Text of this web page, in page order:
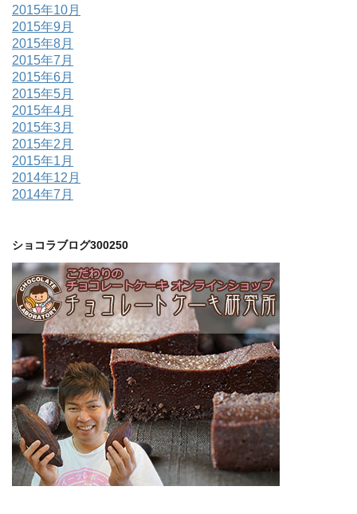
2015年10月
2015年9月
2015年8月
2015年7月
2015年6月
2015年5月
2015年4月
2015年3月
2015年2月
2015年1月
2014年12月
2014年7月
ショコラブログ300250